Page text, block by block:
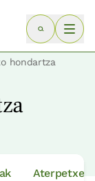
hondartza